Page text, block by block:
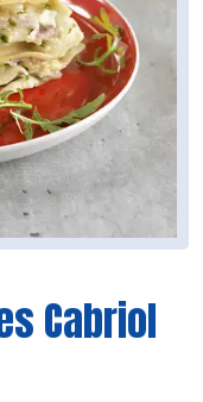
Cabriol